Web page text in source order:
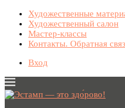
Художественные
Художественный салон
Мастер-классы
Контакты. Обратная
Вход